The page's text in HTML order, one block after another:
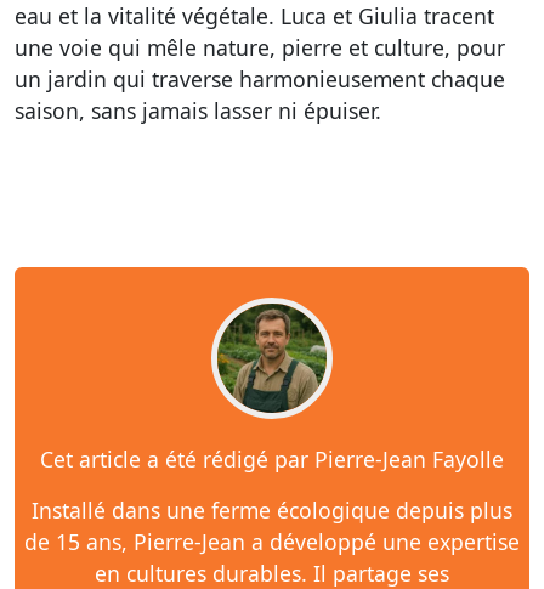
eau et la vitalité végétale. Luca et Giulia tracent
une voie qui mêle nature, pierre et culture, pour
un jardin qui traverse harmonieusement chaque
saison, sans jamais lasser ni épuiser.
Cet article a été rédigé par Pierre-Jean Fayolle
Installé dans une ferme écologique depuis plus
de 15 ans, Pierre-Jean a développé une expertise
en cultures durables. Il partage ses